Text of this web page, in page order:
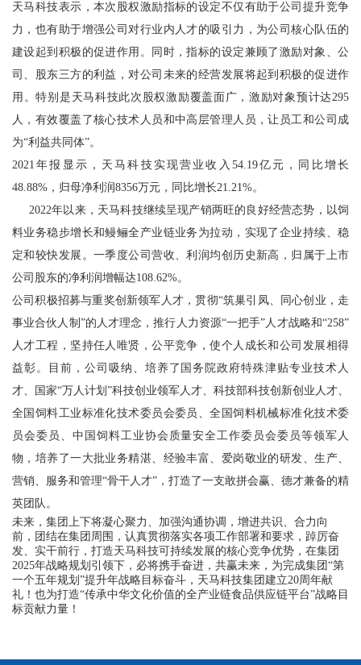
天马科技表示，本次股权激励指标的设定不仅有助于公司提升竞争
力，也有助于增强公司对行业内人才的吸引力，为公司核心队伍的
建设起到积极的促进作用。同时，指标的设定兼顾了激励对象、公
司、股东三方的利益，对公司未来的经营发展将起到积极的促进作
用。特别是天马科技此次股权激励覆盖面广，激励对象预计达295
人，有效覆盖了核心技术人员和中高层管理人员，让员工和公司成
为“利益共同体”。
2021年报显示，天马科技实现营业收入54.19亿元，同比增长
48.88%，归母净利润8356万元，同比增长21.21%。
2022年以来，天马科技继续呈现产销两旺的良好经营态势，以饲
料业务稳步增长和鳗鲡全产业链业务为拉动，实现了企业持续、稳
定和较快发展。一季度公司营收、利润均创历史新高，归属于上市
公司股东的净利润增幅达108.62%。
公司积极招募与重奖创新领军人才，贯彻“筑巢引凤、同心创业，走
事业合伙人制”的人才理念，推行人力资源“一把手”人才战略和“258”
人才工程，坚持任人唯贤，公平竞争，使个人成长和公司发展相得
益彰。目前，公司吸纳、培养了国务院政府特殊津贴专业技术人
才、国家“万人计划”科技创业领军人才、科技部科技创新创业人才、
全国饲料工业标准化技术委员会委员、全国饲料机械标准化技术委
员会委员、中国饲料工业协会质量安全工作委员会委员等领军人
物，培养了一大批业务精湛、经验丰富、爱岗敬业的研发、生产、
营销、服务和管理“骨干人才”，打造了一支敢拼会赢、德才兼备的精
英团队。
未来，集团上下将凝心聚力、加强沟通协调，增进共识、合力向
前，团结在集团周围，认真贯彻落实各项工作部署和要求，踔厉奋
发、实干前行，打造天马科技可持续发展的核心竞争优势，在集团
2025年战略规划引领下，必将携手奋进，共赢未来，为完成集团“第
一个五年规划”提升年战略目标奋斗，天马科技集团建立20周年献
礼！也为打造“传承中华文化价值的全产业链食品供应链平台”战略目
标贡献力量！